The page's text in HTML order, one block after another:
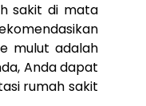
sakit di mata
mulut adalah
Anda dapat
rumah sakit